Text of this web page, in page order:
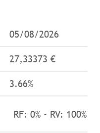
05/08/2026
27,33373 €
3.66%
RF: 0% - RV: 100%